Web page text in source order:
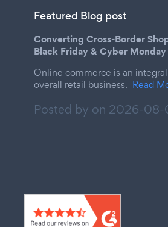
Featured Blog post
Converting Cross-Border
Black Friday & Cyber Monday
Online commerce is an
overall retail business. Read
Posted by on 2026-08-